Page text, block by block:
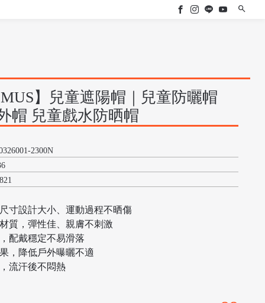
】兒童遮陽帽｜兒童防曬帽
帽 兒童戲水防晒帽
2300N
寸設計大小、運動過程不晒傷
質，彈性佳、親膚不刺激
配戴穩定不易滑落
，降低戶外曝曬不適
流汗後不悶熱